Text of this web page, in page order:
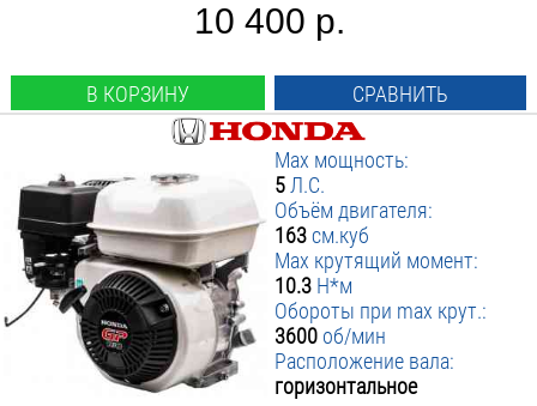
10 400 р.
В КОРЗИНУ СРАВНИТЬ
Max мощность:
5 Л.С.
Объём двигателя:
163см.куб
Max крутящий момент:
10.3 Н*м
Обороты при max крут.:
3600 об/мин
Расположение вала:
горизонтальное